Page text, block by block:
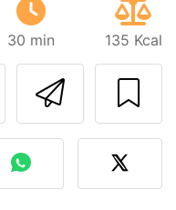
30 min 135 Kcal
Invia
Stampa la
l'autore
di